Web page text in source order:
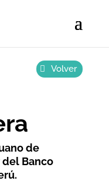
Volver
de
del Banco